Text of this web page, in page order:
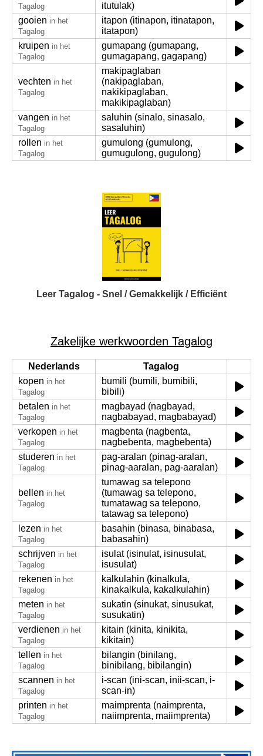
Tagalog
itutulak)
gooien in het
Tagalog
itapon (itinapon, itinatapon,
itatapon)
kruipen in het
Tagalog
gumapang (gumapang,
gumagapang, gagapang)
vechten in het
Tagalog
makipaglaban
(nakipaglaban,
nakikipaglaban,
makikipaglaban)
vangen in het
Tagalog
saluhin (sinalo, sinasalo,
sasaluhin)
rollen in het
Tagalog
gumulong (gumulong,
gumugulong, gugulong)
Leer Tagalog - Snel / Gemakkelijk / Efficiënt
Zakelijke werkwoorden Tagalog
Nederlands
Tagalog
kopen in het
Tagalog
bumili (bumili, bumibili,
bibili)
betalen in het
Tagalog
magbayad (nagbayad,
nagbabayad, magbabayad)
verkopen in het
Tagalog
magbenta (nagbenta,
nagbebenta, magbebenta)
studeren in het
Tagalog
pag-aralan (pinag-aralan,
pinag-aaralan, pag-aaralan)
bellen in het
Tagalog
tumawag sa telepono
(tumawag sa telepono,
tumatawag sa telepono,
tatawag sa telepono)
lezen in het
Tagalog
basahin (binasa, binabasa,
babasahin)
schrijven in het
Tagalog
isulat (isinulat, isinusulat,
isusulat)
rekenen in het
Tagalog
kalkulahin (kinalkula,
kinakalkula, kakalkulahin)
meten in het
Tagalog
sukatin (sinukat, sinusukat,
susukatin)
verdienen in het
Tagalog
kitain (kinita, kinikita,
kikitain)
tellen in het
Tagalog
bilangin (binilang,
binibilang, bibilangin)
scannen in het
Tagalog
i-scan (ini-scan, inii-scan, i-
scan-in)
printen in het
Tagalog
maimprenta (naimprenta,
naiimprenta, maiimprenta)